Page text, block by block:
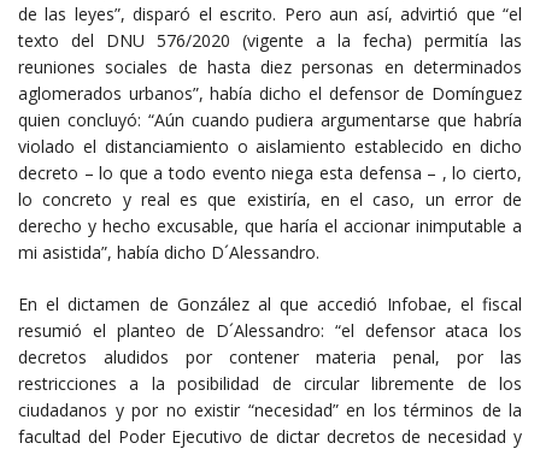
de las leyes”, disparó el escrito. Pero aun así, advirtió que “el
texto del DNU 576/2020 (vigente a la fecha) permitía las
reuniones sociales de hasta diez personas en determinados
aglomerados urbanos”, había dicho el defensor de Domínguez
quien concluyó: “Aún cuando pudiera argumentarse que habría
violado el distanciamiento o aislamiento establecido en dicho
decreto – lo que a todo evento niega esta defensa – , lo cierto,
lo concreto y real es que existiría, en el caso, un error de
derecho y hecho excusable, que haría el accionar inimputable a
mi asistida”, había dicho D´Alessandro.
En el dictamen de González al que accedió Infobae, el fiscal
resumió el planteo de D´Alessandro: “el defensor ataca los
decretos aludidos por contener materia penal, por las
restricciones a la posibilidad de circular libremente de los
ciudadanos y por no existir “necesidad” en los términos de la
facultad del Poder Ejecutivo de dictar decretos de necesidad y